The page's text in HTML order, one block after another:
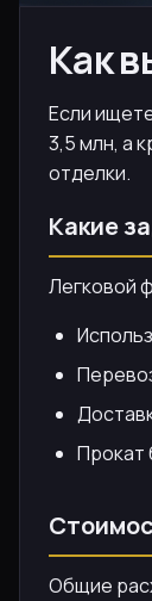
Как
Если
3,5 млн, а
отделки.
Какие
Легковой
Прокат
Общие